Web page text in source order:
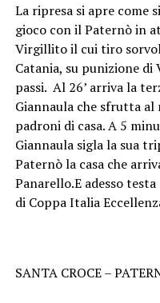
La ripresa si apre come
gioco con il Paternò in
Virgillito il cui tiro
Catania, su punizione di
passi. Al 26’ arriva la
Giannaula che sfrutta al
padroni di casa. A 5
Giannaula sigla la sua
Paternò la casa che
Panarello.E adesso
di Coppa Italia
SANTA CROCE –